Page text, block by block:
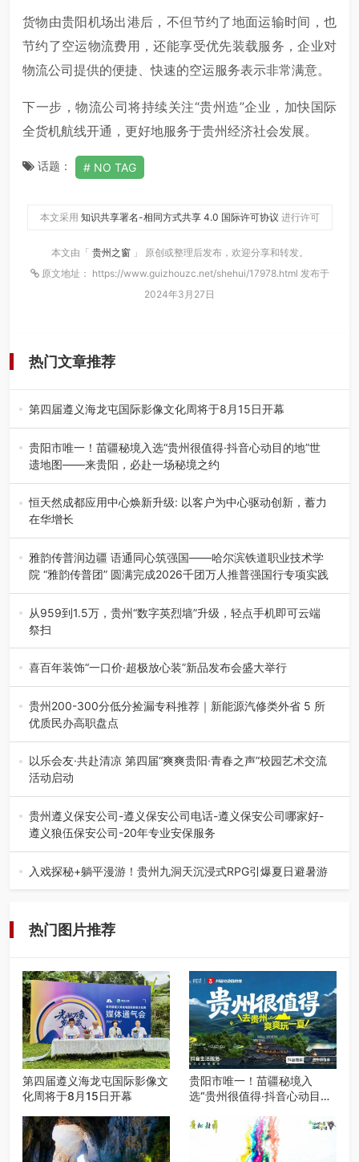
货物由贵阳机场出港后，不但节约了地面运输时间，也
节约了空运物流费用，还能享受优先装载服务，企业对
物流公司提供的便捷、快速的空运服务表示非常满意。
下一步，物流公司将持续关注“贵州造”企业，加快国际
全货机航线开通，更好地服务于贵州经济社会发展。
话题： NO TAG
本文采用 知识共享署名-相同方式共享 4.0 国际许可协议 进行许可
本文由「 贵州之窗 」 原创或整理后发布，欢迎分享和转发。
原文地址： https://www.guizhouzc.net/shehui/17978.html 发布于
2024年3月27日
热门文章推荐
第四届遵义海龙屯国际影像文化周将于8月15日开幕
8月7日，第四届遵义海龙屯国际影像文化周媒体通气会在世
界文化遗产地海龙屯核心景区…
贵阳市唯一！苗疆秘境入选“贵州很值得·抖音心动目的地”世
遗地图——来贵阳，必赴一场秘境之约
2026年7月21日，2026年“贵州很值得”暨抖音“心动目的
地”（贵州站）主题…
恒天然成都应用中心焕新升级: 以客户为中心驱动创新，蓄力
在华增长
融合全球研发实力与本土洞察，深化客户共创，赋能西南市
场创新发展 （7月27日，成…
雅韵传普润边疆 语通同心筑强国——哈尔滨铁道职业技术学
院 “雅韵传普团” 圆满完成2026千团万人推普强国行专项实践
为扎实推进2026“千团万人推普强国行”大学生暑期社会实
践，牢牢紧扣 “雅韵传普…
从959到1.5万，贵州“数字英烈墙”升级，轻点手机即可云端
祭扫
八一建军节到来之际，由贵州省退役军人事务厅指导，贵阳
市退役军人事务局联合贵州广电…
喜百年装饰“一口价·超极放心装”新品发布会盛大举行
2026年7月31日，喜百年装饰“一口价·超极放心装”新品发布
会在贵阳隆重举行。…
贵州200-300分低分捡漏专科推荐｜新能源汽修类外省 5 所
优质民办高职盘点
在贵州省高考志愿填报体系中，200至300分数段考生可选择
的省内工科、新能源汽车…
以乐会友·共赴清凉 第四届“爽爽贵阳·青春之声”校园艺术交流
活动启动
七月的贵阳，清风送爽，第四届“爽爽贵阳·青春之声”校园管
弦乐（合唱）艺术交流活动…
贵州遵义保安公司-遵义保安公司电话-遵义保安公司哪家好-
遵义狼伍保安公司-20年专业安保服务
在遵义，不管是企业园区运营、小区物业管理、建筑工地施
工、商业商场经营，还是举办各…
入戏探秘+躺平漫游！贵州九洞天沉浸式RPG引爆夏日避暑游
热门图片推荐
第四届遵义海龙屯国际影像文
化周将于8月15日开幕
贵阳市唯一！苗疆秘境入
选“贵州很值得·抖音心动目的
赴一场秘境之约